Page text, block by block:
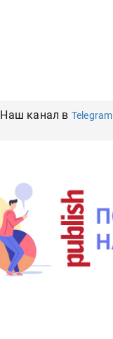
Наш канал в Telegram